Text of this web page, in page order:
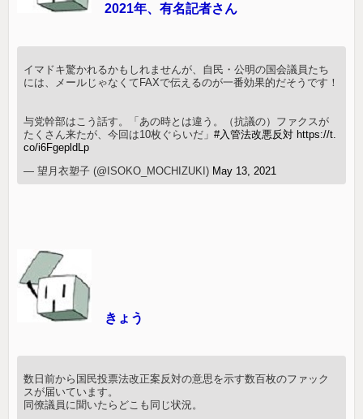
2021年、有名記者さん
イマドキ驚かれるかもしれませんが、自民・公明の国会議員たち
には、メールじゃなくてFAXで伝えるのが一番効果的だそうです！
与党幹部はこう話す。「あの時とは違う。（抗議の）ファクスが
たくさん来たが、今回は10枚ぐらいだ」#入管法改悪反対 https://t.
co/i6FgepldLp
— 望月衣塑子 (@ISOKO_MOCHIZUKI) May 13, 2021
きょう
数日前から国民投票法改正案反対の意思を示す数百枚のファック
スが届いています。
同僚議員に聞いたらどこも同じ状況。